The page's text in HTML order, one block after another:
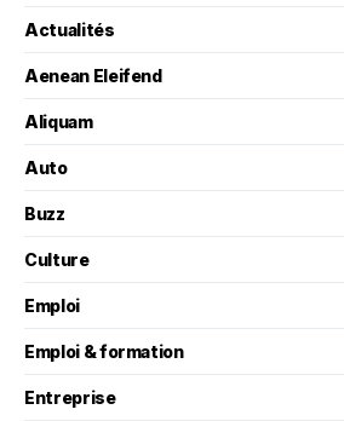
Actualités
Aenean Eleifend
Aliquam
Auto
Buzz
Culture
Emploi
Emploi & formation
Entreprise